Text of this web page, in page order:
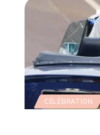
CÉLÉBRATION